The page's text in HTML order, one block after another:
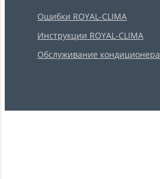
Ошибки ROYAL-CLIMA
Инструкции ROYAL-CLIMA
Обслуживание кондиционера